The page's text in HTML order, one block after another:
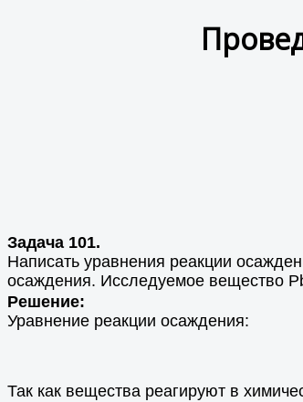
Задача 101.
Написать уравнения реакции
осаждения. Исследуемое вещество
Решение:
Уравнение реакции осаждения:
Так как вещества реагируют в